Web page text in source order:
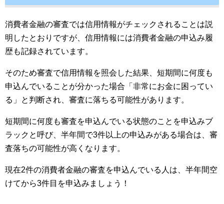
消費者金融の審査では信用情報がチェックされることは説
明したとおりですが、信用情報には消費者金融の申込み履
歴も記録されています。
そのため審査で信用情報を照会した結果、短期間に何度も
申込んでいることが分かった場合「非常にお金に困ってい
る」と判断され、審査に落ちる可能性があります。
短期間に何度も審査を申込んでいる状態のことを申込みブ
ラックと呼び、半年間で3件以上の申込みがある場合は、審
査落ちの可能性が高くなります。
現在2件の消費者金融の審査を申込んでいる人は、半年間空
けてから3件目を申込みましょう！